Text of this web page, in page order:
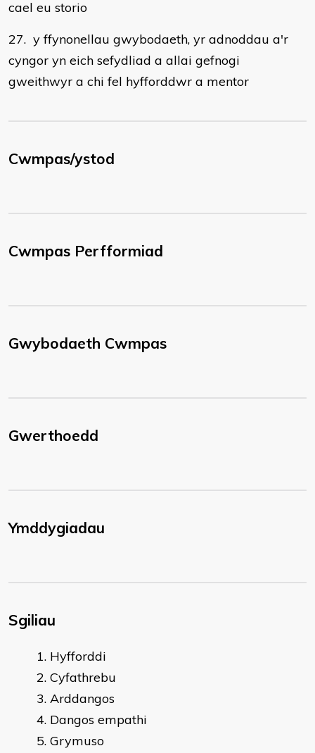
cael eu storio
27. y ffynonellau gwybodaeth, yr adnoddau a'r
cyngor yn eich sefydliad a allai gefnogi
gweithwyr a chi fel hyfforddwr a mentor
Cwmpas/ystod
Cwmpas Perfformiad
Gwybodaeth Cwmpas
Gwerthoedd
Ymddygiadau
Sgiliau
Hyfforddi
Cyfathrebu
Arddangos
Dangos empathi
Grymuso